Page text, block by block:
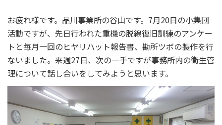
お疲れ様です。品川事業所の谷山です。7月20日の小集団
活動ですが、先日行われた重機の脱線復旧訓練のアンケー
トと毎月一回のヒヤリハット報告書、勘所ツボの製作を行
ないました。来週27日、次の一手ですが事務所内の衛生管
理について話し合いをしてみようと思います。